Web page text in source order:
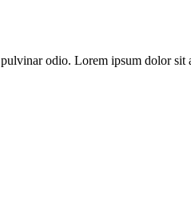
odio. Lorem ipsum dolor sit